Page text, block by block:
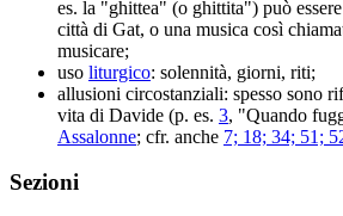
es. la "ghittea" (o ghittita") può
città di Gat, o una musica così
musicare;
uso liturgico: solennità, giorni, riti;
allusioni circostanziali: spesso sono
vita di Davide (p. es. 3, "Quando
Assalonne; cfr. anche 7; 18; 34; 51;
Sezioni